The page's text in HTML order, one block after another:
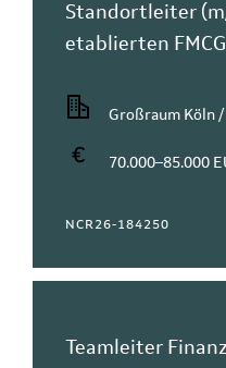
Standortleiter
etablierten
Großraum Köln /
70.000–85.000
NCR26-184250
Teamleiter